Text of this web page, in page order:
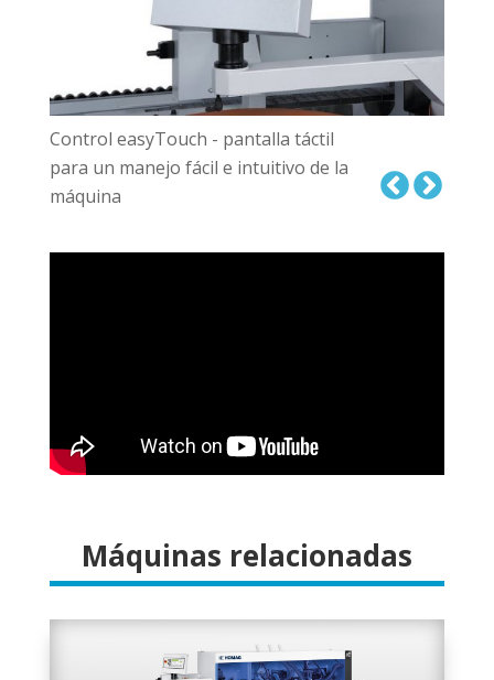
Control easyTouch - pantalla táctil
para un manejo fácil e intuitivo de la
máquina
Máquinas relacionadas